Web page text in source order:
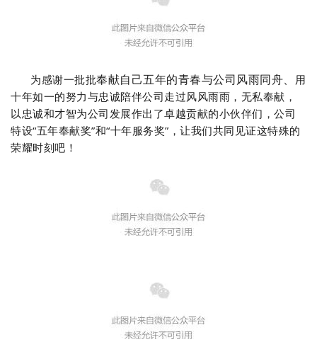
为感谢一批批奉献自己五年的青春与公司风雨同舟、
用
十年如一的努力与忠诚陪伴公司走过风风雨雨，无私奉献，
以忠诚和才智为公司发展作出了卓越贡献的小伙伴们，公司
特设“五年奉献奖”和“十年服务奖”，让我们共同见证这特殊的
荣耀时刻吧！